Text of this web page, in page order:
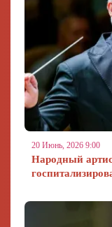
20 Июнь, 2026 9:00
Народный